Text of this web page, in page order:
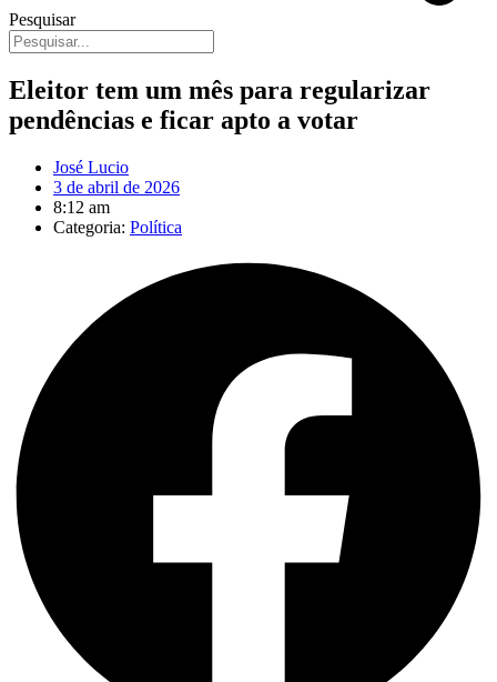
Pesquisar
Eleitor tem um mês para regularizar
pendências e ficar apto a votar
José Lucio
3 de abril de 2026
8:12 am
Categoria: Política